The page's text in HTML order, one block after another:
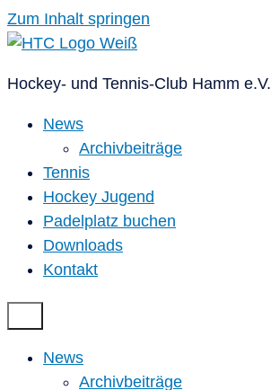
Zum Inhalt springen
Hockey- und Tennis-Club Hamm e.V.
News
Archivbeiträge
Tennis
Hockey Jugend
Padelplatz buchen
Downloads
Kontakt
News
Archivbeiträge